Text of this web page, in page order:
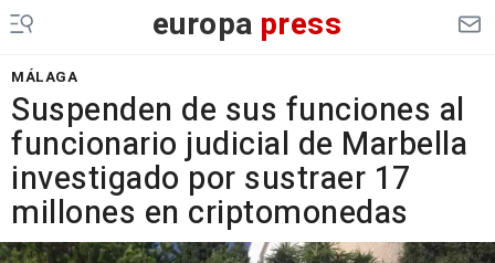
europa press
MÁLAGA
Suspenden de sus funciones al
funcionario judicial de Marbella
investigado por sustraer 17
millones en criptomonedas